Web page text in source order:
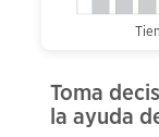
Toma
la ayuda